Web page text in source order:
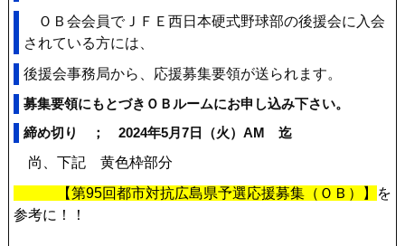
ＯＢ会会員でＪＦＥ西日本硬式野球部の後援会に入会
されている方には、
後援会事務局から、 応援募集要領が送られます。
募集要領にもとづきＯＢルームにお申し込み下さい。
締め切り ； 2024年5月7日（火）AM 迄
尚、下記 黄色枠部分
【第95回都市対抗広島県予選応援募集（ＯＢ）】
を
参考に！！